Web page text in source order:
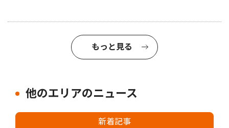
もっと見る
他のエリアのニュース
新着記事